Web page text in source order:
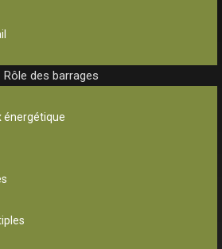
Rôle des barrages
énergétique